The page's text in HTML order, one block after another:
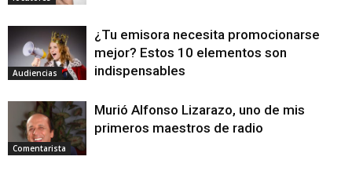
Audiencias
¿Tu emisora necesita promocionarse
mejor? Estos 10 elementos son
indispensables
Comentarista
Murió Alfonso Lizarazo, uno de mis
primeros maestros de radio